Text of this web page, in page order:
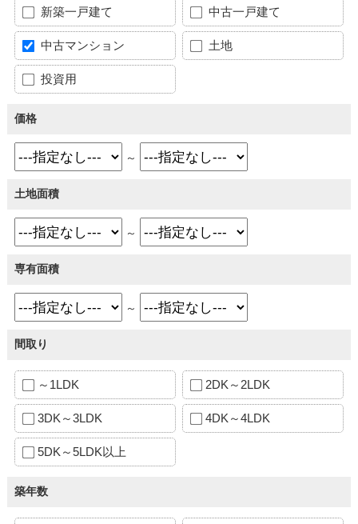
新築一戸建て 中古一戸建て
中古マンション 土地
投資用
価格
～
土地面積
～
専有面積
～
間取り
～1LDK 2DK～2LDK
3DK～3LDK 4DK～4LDK
5DK～5LDK以上
築年数